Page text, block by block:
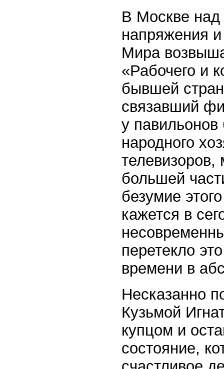
В Москве
напряжения
Мира
«Рабочего и
бывшей
связавший
у
народного
большей
безумие
кажется в
перетекло
времени в
Несказанно
Кузьмой
купцом и
состояние,